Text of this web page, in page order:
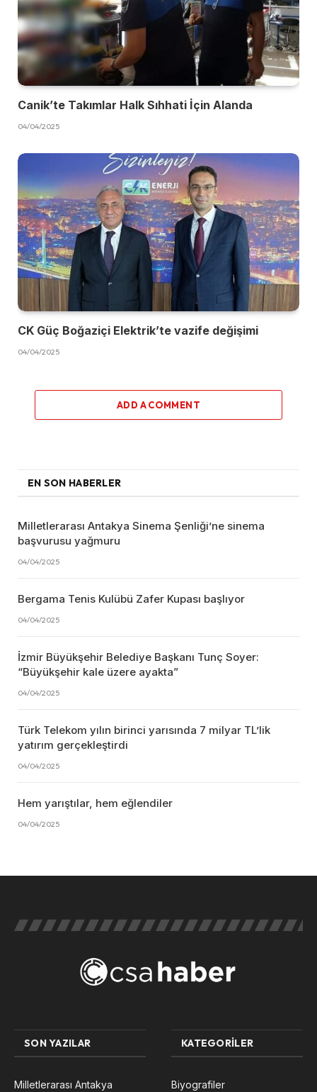
Canik’te Takımlar Halk Sıhhati İçin Alanda
04/04/2025
CK Güç Boğaziçi Elektrik’te vazife değişimi
04/04/2025
ADD A COMMENT
EN SON HABERLER
Milletlerarası Antakya Sinema Şenliği’ne sinema
başvurusu yağmuru
04/04/2025
Bergama Tenis Kulübü Zafer Kupası başlıyor
04/04/2025
İzmir Büyükşehir Belediye Başkanı Tunç Soyer:
“Büyükşehir kale üzere ayakta”
04/04/2025
Türk Telekom yılın birinci yarısında 7 milyar TL’lik
yatırım gerçekleştirdi
04/04/2025
Hem yarıştılar, hem eğlendiler
04/04/2025
SON YAZILAR
Milletlerarası Antakya
KATEGORILER
Biyografiler